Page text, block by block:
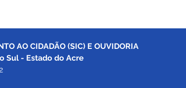
AO CIDADÃO (SIC) E OUVIDORIA
Sul - Estado do Acre